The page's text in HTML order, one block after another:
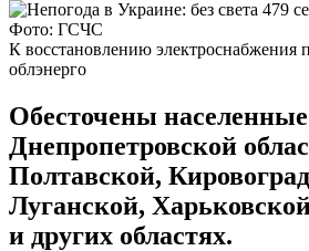
Фото: ГСЧС
К восстановлению электроснабжения
облэнерго
Обесточены
Днепропетровской
Полтавской,
Луганской,
и других областях.